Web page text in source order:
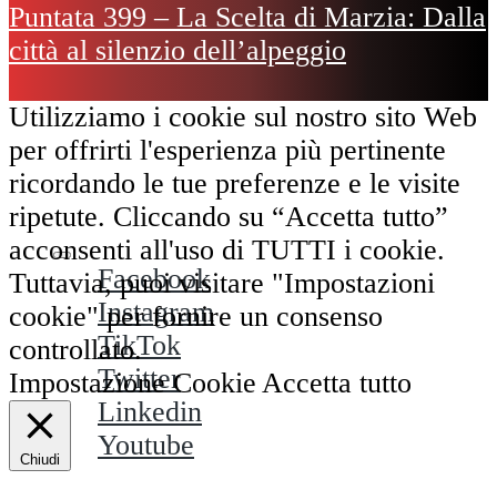
Puntata 399 – La Scelta di Marzia: Dalla
città al silenzio dell’alpeggio
Facebook
Instagram
TikTok
Twitter
Linkedin
Youtube
Utilizziamo i cookie sul nostro sito Web
per offrirti l'esperienza più pertinente
ricordando le tue preferenze e le visite
ripetute. Cliccando su “Accetta tutto”
acconsenti all'uso di TUTTI i cookie.
Tuttavia, puoi visitare "Impostazioni
cookie" per fornire un consenso
controllato.
Impostazione Cookie Accetta tutto
Chiudi